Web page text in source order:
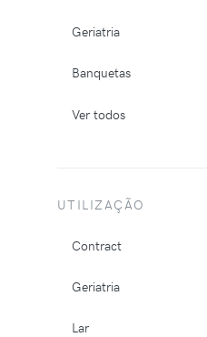
Geriatria
Banquetas
Ver todos
UTILIZAÇÃO
Contract
Geriatria
Lar